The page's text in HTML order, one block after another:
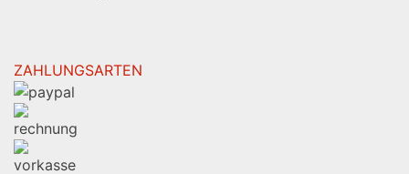
ZAHLUNGSARTEN